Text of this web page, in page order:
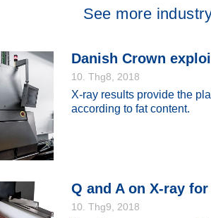
See more
Danish Crown
10. Thg8, 2018
X-ray results provide the
according to fat content.
Q and A on X-ray
10. Thg9, 2018